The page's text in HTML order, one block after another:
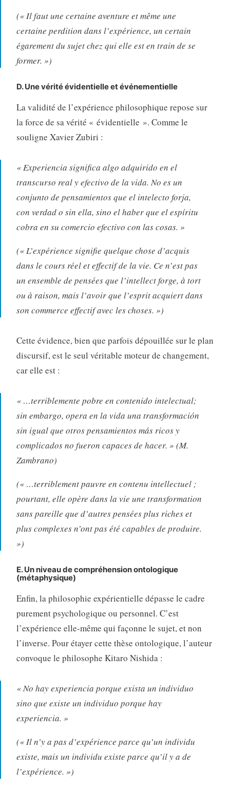
(« Il faut une certaine aventure et même une
certaine perdition dans l’expérience, un certain
égarement du sujet chez qui elle est en train de se
former. »)
D. Une vérité évidentielle et événementielle
La validité de l’expérience philosophique repose sur
la force de sa vérité « évidentielle ». Comme le
souligne Xavier Zubiri :
« Experiencia significa algo adquirido en el
transcurso real y efectivo de la vida. No es un
conjunto de pensamientos que el intelecto forja,
con verdad o sin ella, sino el haber que el espíritu
cobra en su comercio efectivo con las cosas. »
(« L’expérience signifie quelque chose d’acquis
dans le cours réel et effectif de la vie. Ce n’est pas
un ensemble de pensées que l’intellect forge, à tort
ou à raison, mais l’avoir que l’esprit acquiert dans
son commerce effectif avec les choses. »)
Cette évidence, bien que parfois dépouillée sur le plan
discursif, est le seul véritable moteur de changement,
car elle est :
« …terriblemente pobre en contenido intelectual;
sin embargo, opera en la vida una transformación
sin igual que otros pensamientos más ricos y
complicados no fueron capaces de hacer. » (M.
Zambrano)
(« …terriblement pauvre en contenu intellectuel ;
pourtant, elle opère dans la vie une transformation
sans pareille que d’autres pensées plus riches et
plus complexes n’ont pas été capables de produire.
»)
E. Un niveau de compréhension ontologique
(métaphysique)
Enfin, la philosophie expérientielle dépasse le cadre
purement psychologique ou personnel. C’est
l’expérience elle-même qui façonne le sujet, et non
l’inverse. Pour étayer cette thèse ontologique, l’auteur
convoque le philosophe Kitaro Nishida :
« No hay experiencia porque exista un individuo
sino que existe un individuo porque hay
experiencia. »
(« Il n’y a pas d’expérience parce qu’un individu
existe, mais un individu existe parce qu’il y a de
l’expérience. »)